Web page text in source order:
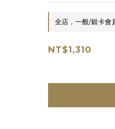
全店，一般/銀卡
NT$1,310